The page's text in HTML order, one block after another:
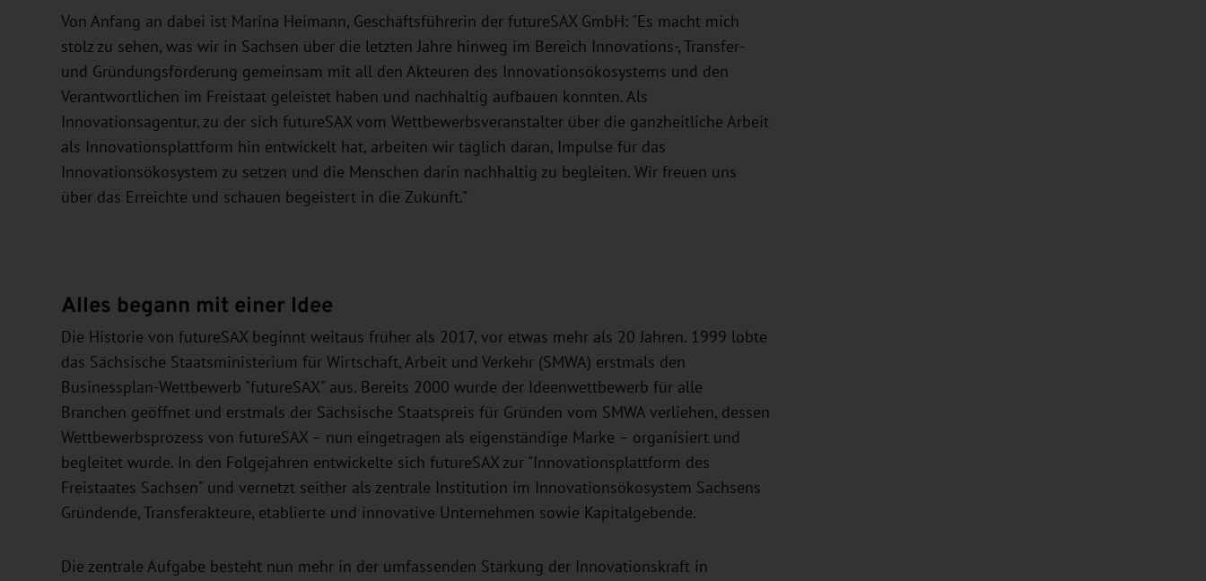
Von Anfang an dabei ist Marina Heimann, Geschäftsführerin der futureSAX GmbH: "Es macht mich
stolz zu sehen, was wir in Sachsen über die letzten Jahre hinweg im Bereich Innovations-, Transfer-
und Gründungsförderung gemeinsam mit all den Akteuren des Innovationsökosystems und den
Verantwortlichen im Freistaat geleistet haben und nachhaltig aufbauen konnten. Als
Innovationsagentur, zu der sich futureSAX vom Wettbewerbsveranstalter über die ganzheitliche Arbeit
als Innovationsplattform hin entwickelt hat, arbeiten wir täglich daran, Impulse für das
Innovationsökosystem zu setzen und die Menschen darin nachhaltig zu begleiten. Wir freuen uns
über das Erreichte und schauen begeistert in die Zukunft."
Alles begann mit einer Idee
Die Historie von futureSAX beginnt weitaus früher als 2017, vor etwas mehr als 20 Jahren. 1999 lobte
das Sächsische Staatsministerium für Wirtschaft, Arbeit und Verkehr (SMWA) erstmals den
Businessplan-Wettbewerb "futureSAX" aus. Bereits 2000 wurde der Ideenwettbewerb für alle
Branchen geöffnet und erstmals der Sächsische Staatspreis für Gründen vom SMWA verliehen, dessen
Wettbewerbsprozess von futureSAX – nun eingetragen als eigenständige Marke – organisiert und
begleitet wurde. In den Folgejahren entwickelte sich futureSAX zur "Innovationsplattform des
Freistaates Sachsen" und vernetzt seither als zentrale Institution im Innovationsökosystem Sachsens
Gründende, Transferakteure, etablierte und innovative Unternehmen sowie Kapitalgebende.
Die zentrale Aufgabe besteht nun mehr in der umfassenden Stärkung der Innovationskraft in